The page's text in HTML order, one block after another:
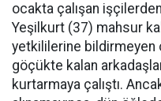
ocakta çalışan
Yeşilkurt (37) mahsur
yetkililerine bildirmeyen
göçükte kalan
kurtarmaya çalıştı.